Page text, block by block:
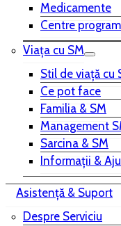
Medicamente
Centre
Viața cu SM
Stil de viață cu
Ce pot face
Familia & SM
Management
Sarcina & SM
Informații &
Asistență & Suport
Despre Serviciu